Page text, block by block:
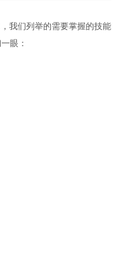
我们列举的需要掌握的技能
眼：